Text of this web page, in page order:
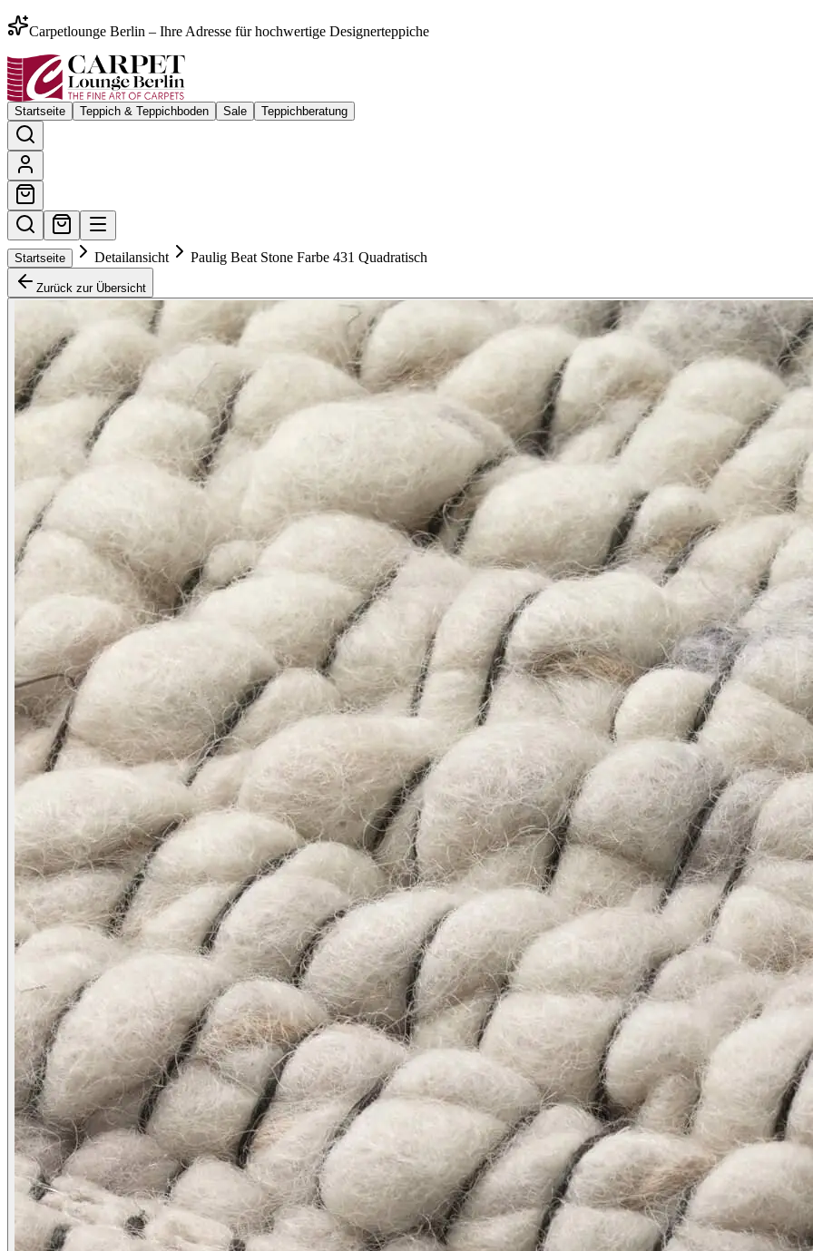
Carpetlounge Berlin – Ihre Adresse für hochwertige Designerteppiche
Startseite Teppich & Teppichboden Sale Teppichberatung
Startseite Detailansicht Paulig Beat Stone Farbe 431 Quadratisch
Zurück zur Übersicht